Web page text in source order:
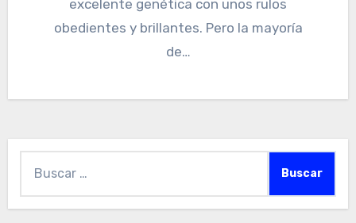
excelente genética con unos rulos
obedientes y brillantes. Pero la mayoría
de…